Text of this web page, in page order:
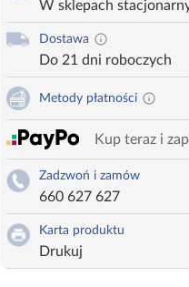
W sklepach
Dostawa
Do 21 dni roboczych
Metody płatności
Kup teraz i
Zadzwoń i zamów
660 627 627
Karta produktu
Drukuj